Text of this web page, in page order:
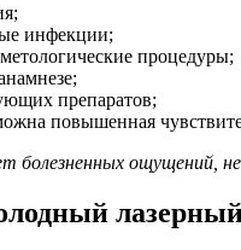
инфекции;
процедуры;
препаратов;
повышенная
болезненных ощущений,